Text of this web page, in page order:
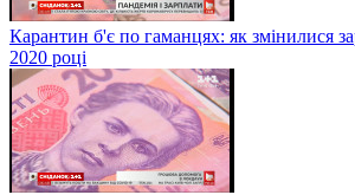
Карантин б'є по гаманцях: як змінилися
2020 році